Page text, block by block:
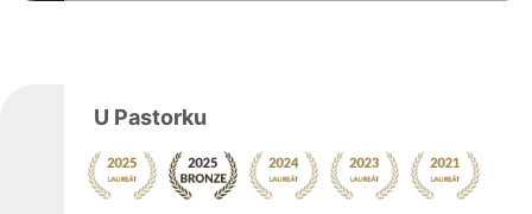
U Pastorku